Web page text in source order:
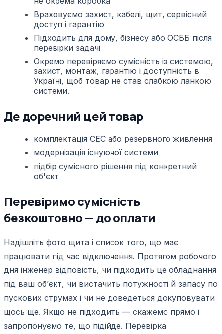
Враховуємо захист, кабелі, щит, сервісний
доступ і гарантію
Підходить для дому, бізнесу або ОСББ після
перевірки задачі
Окремо перевіряємо сумісність із системою,
захист, монтаж, гарантію і доступність в
Україні, щоб товар не став слабкою ланкою
системи.
Де доречний цей товар
комплектація СЕС або резервного живлення
модернізація існуючої системи
підбір сумісного рішення під конкретний
об'єкт
Перевіримо сумісність
безкоштовно — до оплати
Надішліть фото щита і список того, що має
працювати під час відключення. Протягом робочого
дня інженер відповість, чи підходить це обладнання
під ваш обʼєкт, чи вистачить потужності й запасу по
пускових струмах і чи не доведеться докуповувати
щось ще. Якщо не підходить — скажемо прямо і
запропонуємо те, що підійде. Перевірка